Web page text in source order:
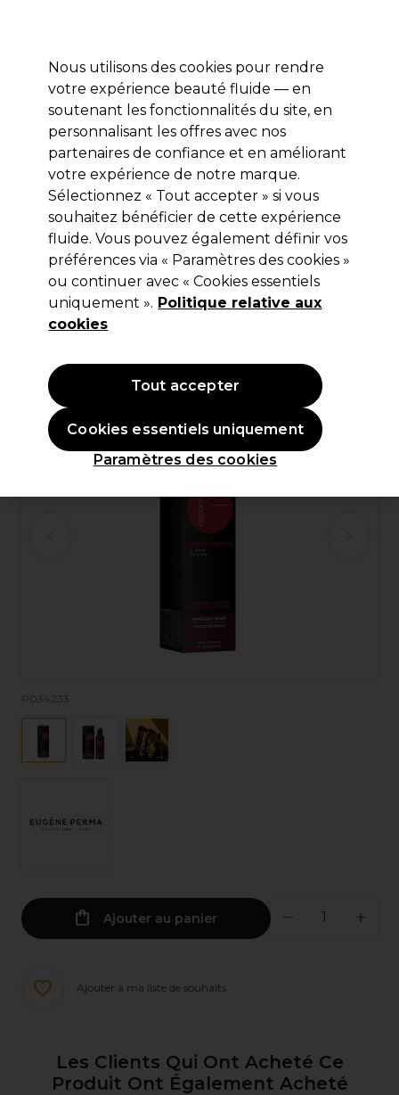
Se connecter
Marques Bons plans Coiffure Electro et Matériel
Livraison et délais
lire la suite
Eugène Perma Professionnel
Eugène Perma Essentiel Serum
Keratin Nutrition 200ml
(0)
19,10 €Hors TVA
P034233
Ajouter au panier
Ajouter à ma liste de souhaits
Les Clients Qui Ont Acheté Ce
Produit Ont Également Acheté
Nous utilisons des cookies pour rendre
votre expérience beauté fluide — en
soutenant les fonctionnalités du site, en
personnalisant les offres avec nos
partenaires de confiance et en améliorant
votre expérience de notre marque.
Sélectionnez « Tout accepter » si vous
souhaitez bénéficier de cette expérience
fluide. Vous pouvez également définir vos
préférences via « Paramètres des cookies »
ou continuer avec « Cookies essentiels
uniquement ». Politique relative aux
cookies
Paramètres des cookies
Cookies essentiels uniquement
Tout accepter